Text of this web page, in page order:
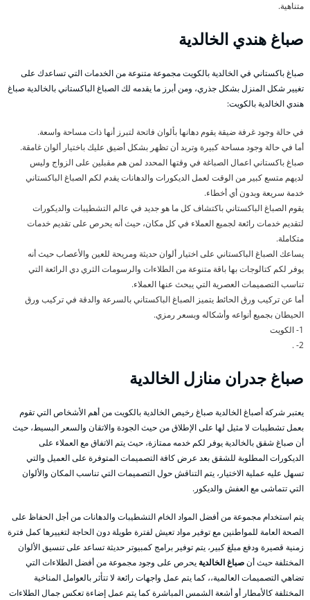
متناهية.
صباغ هندي الخالدية
صباغ باكستاني في الخالدية بالكويت مجموعة متنوعة من الخدمات التي تساعدك على
تغيير شكل المنزل بشكل جذري، ومن أبرز ما يقدمه لك الصباغ الباكستاني بالخالدية صباغ
هندي الخالدية بالكويت:
في حالة وجود غرفة ضيقة يقوم دهانها بألوان فاتحة لتبرز أنها ذات مساحة واسعة.
أما في حالة وجود مساحة كبيرة وتريد أن تظهر بشكل أضيق عليك باختيار ألوان غامقة.
صباغ باكستاني اعمال الصباغة في وقتها المحدد لمن هم مقبلين على الزواج وليس
لديهم متسع كبير من الوقت لعمل الديكورات والدهانات يقدم لكم الصباغ الباكستاني
خدمة سريعة وبدون أي أخطاء.
يقوم الصباغ الباكستاني باكتشاف كل ما هو جديد في عالم التشطيبات والديكورات
لتقديم خدمات رائعة لجميع العملاء في كل مكان، حيث أنه يحرص على تقديم خدمات
متكاملة.
يساعك الصباغ الباكستاني على اختيار ألوان حديثة ومريحة للعين والأعصاب حيث أنه
يوفر لكم كتالوجات بها باقة متنوعة من الطلاءات والرسومات الثري دي الرائعة التي
تناسب التصميمات العصرية التي يبحث عنها العملاء.
أما عن تركيب ورق الحائط يتميز الصباغ الباكستاني بالسرعة والدقة في تركيب ورق
الحيطان بجميع أنواعه وأشكاله وبسعر رمزي.
1- الكويت
2- .
صباغ جدران منازل الخالدية
يعتبر شركة أصباغ الخالدية صباغ رخيص الخالدية بالكويت من أهم الأشخاص التي تقوم
بعمل تشطيبات لا مثيل لها على الإطلاق من حيث الجودة والاتقان والسعر البسيط، حيث
أن صباغ شقق بالخالدية يوفر لكم خدمه ممتازة، حيث يتم الاتفاق مع العملاء على
الديكورات المطلوبة للشقق بعد عرض كافة التصميمات المتوفرة على العميل والتي
تسهل عليه عملية الاختيار، يتم التناقش حول التصميمات التي تناسب المكان والألوان
التي تتماشى مع العفش والديكور.
يتم استخدام مجموعة من أفضل المواد الخام التشطيبات والدهانات من أجل الحفاظ على
الصحة العامة للمواطنين مع توفير مواد تعيش لفترة طويلة دون الحاجة لتغييرها كمل فترة
زمنية قصيرة ودفع مبلغ كبير، يتم توفير برامج كمبيوتر حديثة تساعد على تنسيق الألوان
المختلفة حيث أنصباغ الخالدية يحرص على وجود مجموعة من أفضل الطلاءات التي
تضاهي التصميمات العالمية،، كما يتم عمل واجهات رائعة لا تتأثر بالعوامل المناخية
المختلفة كالأمطار أو أشعة الشمس المباشرة كما يتم عمل إضاءة تعكس جمال الطلاءات